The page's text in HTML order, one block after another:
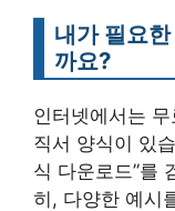
내가 필요
까요?
인터넷에서는
직서 양식이 있
식 다운로드”를
히, 다양한 예시